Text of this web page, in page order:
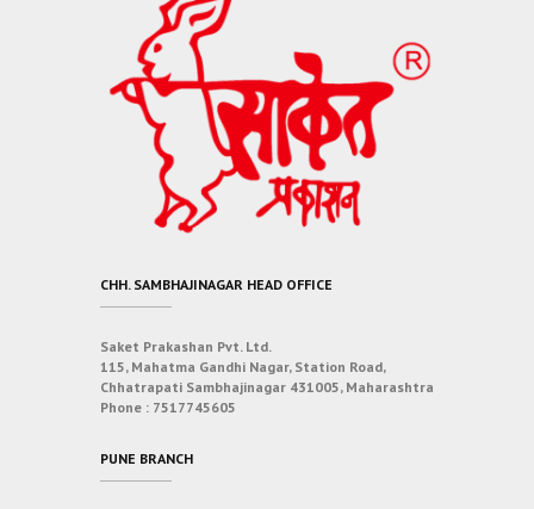
CHH. SAMBHAJINAGAR HEAD OFFICE
Saket Prakashan Pvt. Ltd.
115, Mahatma Gandhi Nagar, Station Road,
Chhatrapati Sambhajinagar 431005, Maharashtra
Phone : 7517745605
PUNE BRANCH